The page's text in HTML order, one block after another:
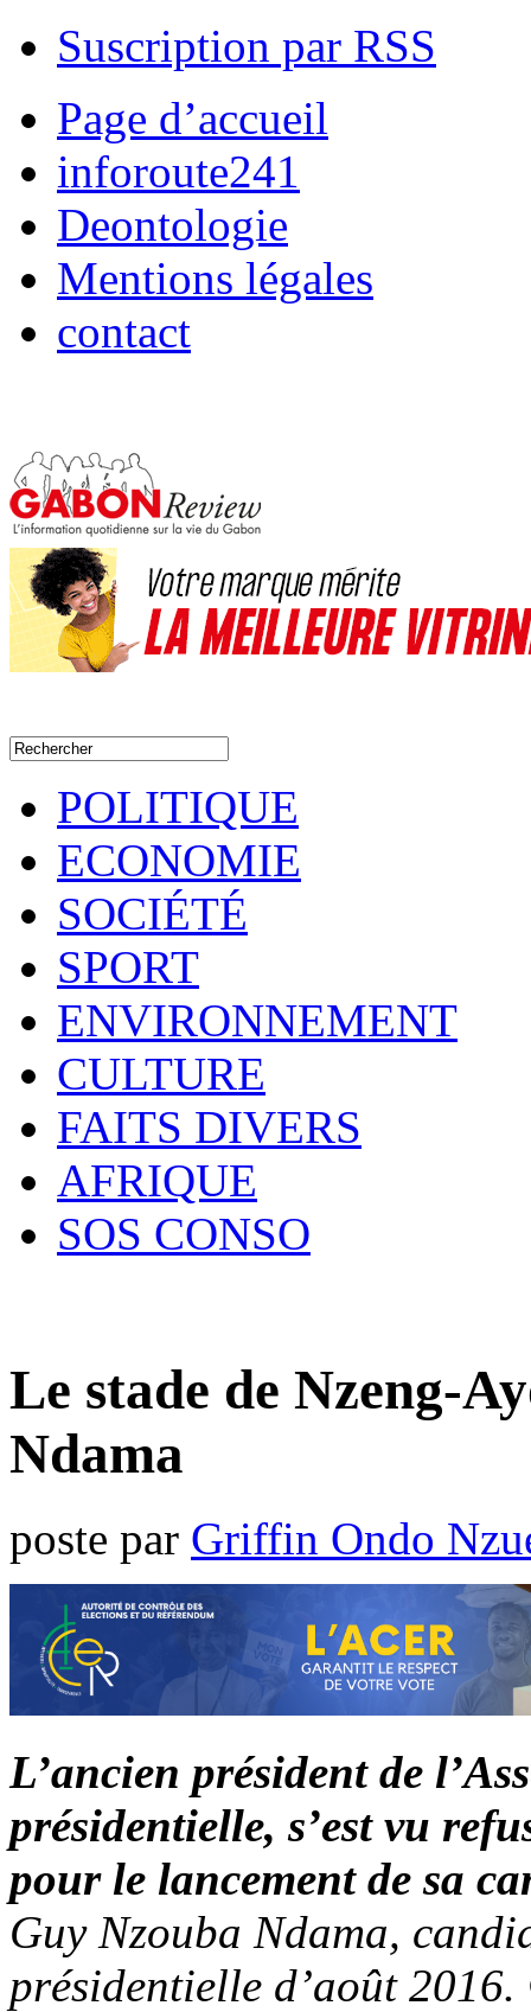
Suscription par RSS
Page d’accueil
inforoute241
Deontologie
Mentions légales
contact
POLITIQUE
ECONOMIE
SOCIÉTÉ
SPORT
ENVIRONNEMENT
CULTURE
FAITS DIVERS
AFRIQUE
SOS CONSO
Le stade de Nzeng-
Ndama
poste par Griffin Ondo
L’ancien président de
présidentielle, s’est vu
pour le lancement de sa
Guy Nzouba Ndama,
présidentielle d’août